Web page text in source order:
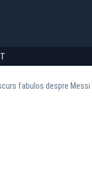
fabulos despre Messi